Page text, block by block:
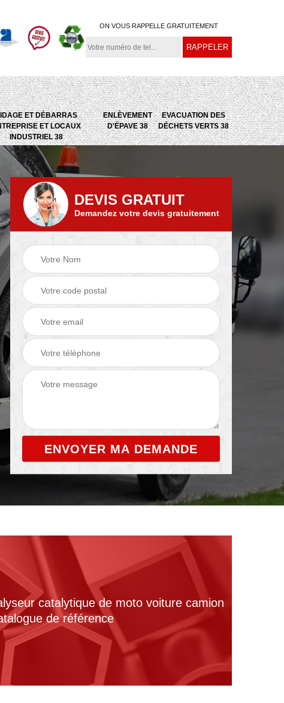
ON VOUS RAPPELLE GRATUITEMENT
ET DÉBARRAS
ET LOCAUX
INDUSTRIEL 38
ENLÈVEMENT
D'ÉPAVE 38
EVACUATION DES
DÉCHETS VERTS 38
de
Evacuation des
déchets verts 38
DEVIS GRATUIT
Demandez votre devis gratuitement
catalytique de moto voiture camion
de référence